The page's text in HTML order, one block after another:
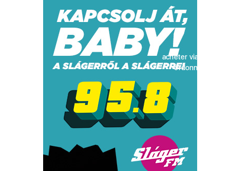
acheter viagra sans
ordonnance